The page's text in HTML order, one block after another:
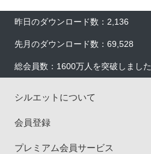
昨日のダウンロード数：2,136
先月のダウンロード数：69,528
総会員数：1600万人を突破しました
シルエットについて
会員登録
プレミアム会員サービス